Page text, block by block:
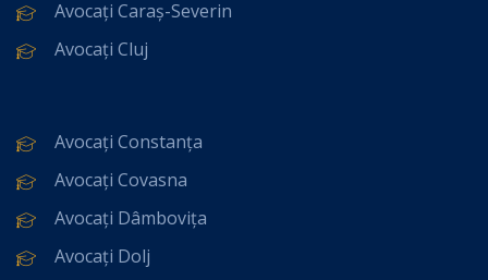
Avocați Caraș-Severin
Avocați Cluj
Avocați Constanța
Avocați Covasna
Avocați Dâmbovița
Avocați Dolj